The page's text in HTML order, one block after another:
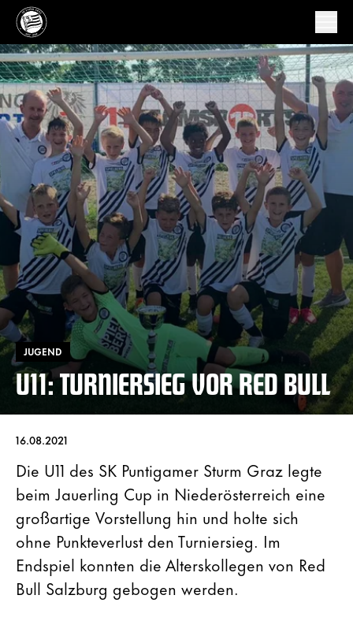
JUGEND
U11: TURNIERSIEG VOR RED BULL
16.08.2021
Die U11 des SK Puntigamer Sturm Graz legte
beim Jauerling Cup in Niederösterreich eine
großartige Vorstellung hin und holte sich
ohne Punkteverlust den Turniersieg. Im
Endspiel konnten die Alterskollegen von Red
Bull Salzburg gebogen werden.